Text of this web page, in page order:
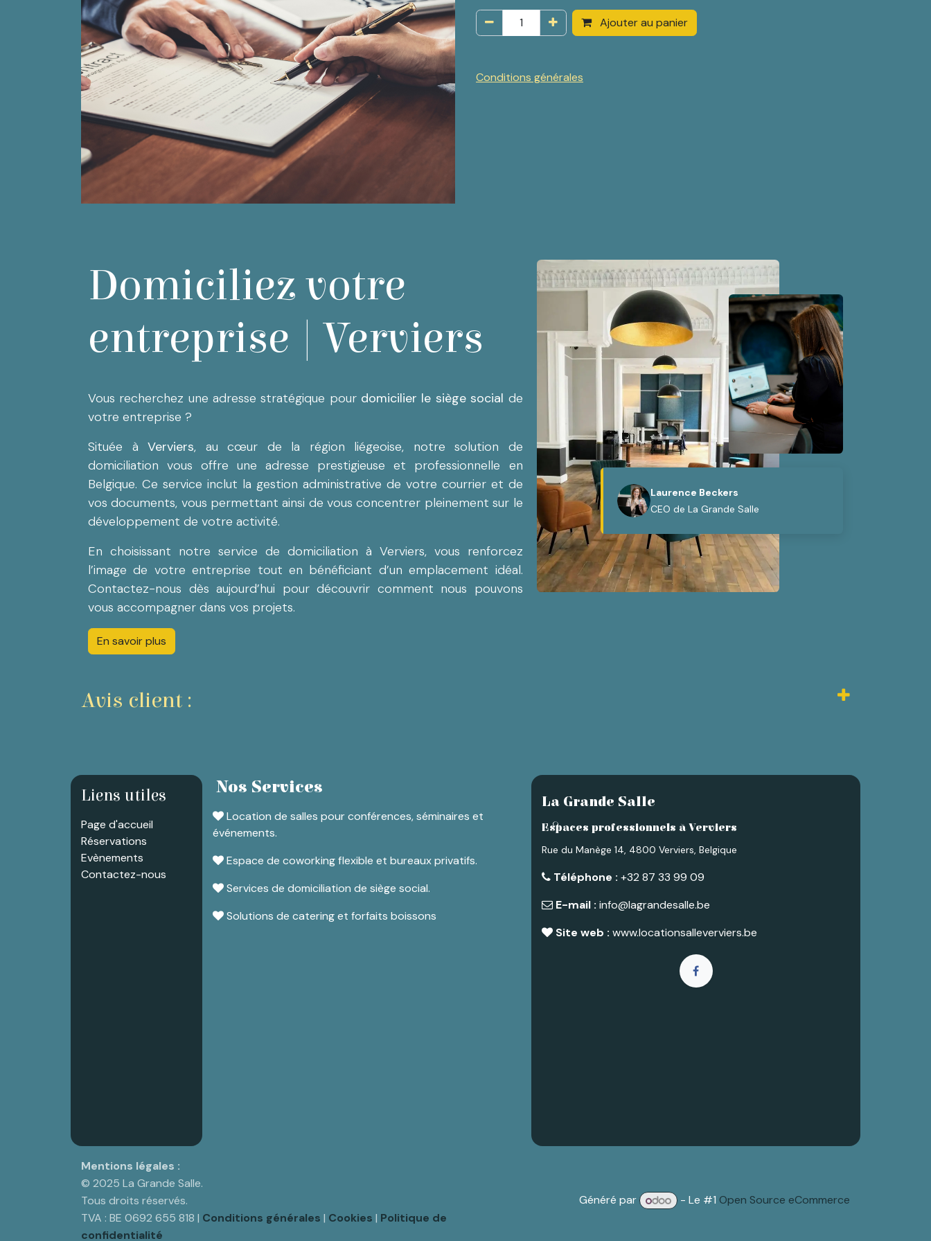
Ajouter au panier
Conditions générales
Domiciliez votre
entreprise | Verviers
Vous recherchez une adresse stratégique pour domicilier le siège social de
votre entreprise ?
Située à Verviers, au cœur de la région liégeoise, notre solution de
domiciliation vous offre une adresse prestigieuse et professionnelle en
Belgique. Ce service inclut la gestion administrative de votre courrier et de
vos documents, vous permettant ainsi de vous concentrer pleinement sur le
développement de votre activité.
En choisissant notre service de domiciliation à Verviers, vous renforcez
l’image de votre entreprise tout en bénéficiant d’un emplacement idéal.
Contactez-nous dès aujourd’hui pour découvrir comment nous pouvons
vous accompagner dans vos projets.
En savoir plus
Laurence Beckers
CEO de La Grande Salle
Avis client :
Liens utiles
Page d'accueil
Réservations
Evènements
Contactez-nous
Nos Services
Location de salles pour conférences, séminaires et
événements.
Espace de coworking flexible et bureaux privatifs.
Services de domiciliation de siège social.
Solutions de catering et forfaits boissons
La Grande Salle
Espaces professionnels à Verviers
Rue du Manège 14, 4800 Verviers, Belgique
Téléphone : +32 87 33 99 09
E-mail : info@lagrandesalle.be
Site web : www.locationsalleverviers.be
Mentions légales :
© 2025 La Grande Salle.
Tous droits réservés.
TVA : BE 0692 655 818 | Conditions générales | Cookies | Politique de
confidentialité
Généré par - Le #1 Open Source eCommerce